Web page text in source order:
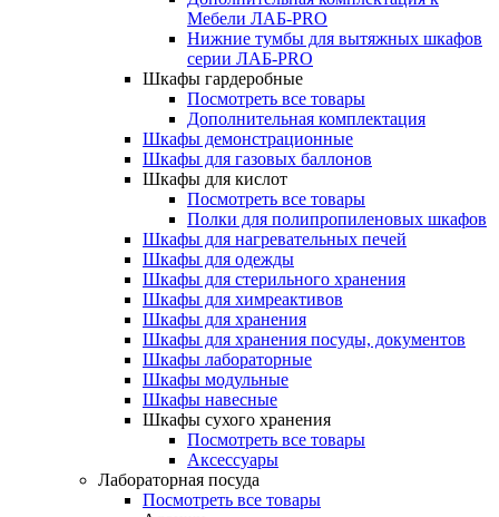
Мебели ЛАБ-PRO
Нижние тумбы для вытяжных шкафов
серии ЛАБ-PRO
Шкафы гардеробные
Посмотреть все товары
Дополнительная комплектация
Шкафы демонстрационные
Шкафы для газовых баллонов
Шкафы для кислот
Посмотреть все товары
Полки для полипропиленовых шкафов
Шкафы для нагревательных печей
Шкафы для одежды
Шкафы для стерильного хранения
Шкафы для химреактивов
Шкафы для хранения
Шкафы для хранения посуды, документов
Шкафы лабораторные
Шкафы модульные
Шкафы навесные
Шкафы сухого хранения
Посмотреть все товары
Аксессуары
Лабораторная посуда
Посмотреть все товары